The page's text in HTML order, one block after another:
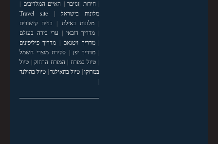
|חידות זנזיבר האיים המלדיבים
מלונות בישראל
Travel site
|מלונות באילת
בניית קישורים
מדריך דובאי
ערי בירה בעולם
|מדריך ויטנאם
מדריך פיליפינים
|מדריך יפן
סקירת מוצרי חשמל
טיול במזרח המזרח הרחוק| טיול
במרוקו| טיול בתאילנד| טיול בהולנד